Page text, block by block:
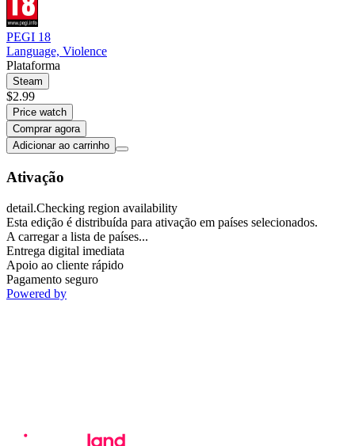
PEGI 18
Language, Violence
Plataforma
Steam
$2.99
Price watch
Comprar agora
Adicionar ao carrinho
Ativação
detail.Checking region availability
Esta edição é distribuída para ativação em países selecionados.
A carregar a lista de países...
Entrega digital imediata
Apoio ao cliente rápido
Pagamento seguro
Powered by